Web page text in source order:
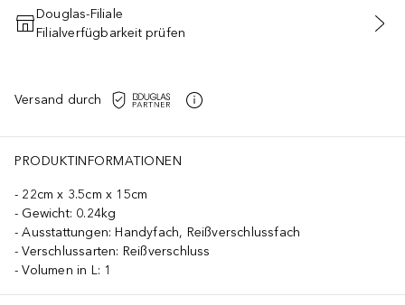
IN DEN WARENKORB
Douglas-Filiale
Filialverfügbarkeit prüfen
Versand durch
PRODUKTINFORMATIONEN
22cm x 3.5cm x 15cm
Gewicht: 0.24kg
Ausstattungen: Handyfach, Reißverschlussfach
Verschlussarten: Reißverschluss
Volumen in L: 1